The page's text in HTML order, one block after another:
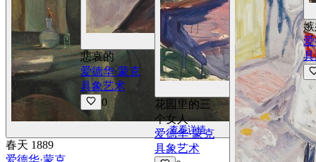
查看详情
春天 1889
爱德华·蒙克
查看详情
悲哀的
爱德华·蒙克
具象艺术
0
花园里的三
个女人
爱德华·蒙克
具象艺术